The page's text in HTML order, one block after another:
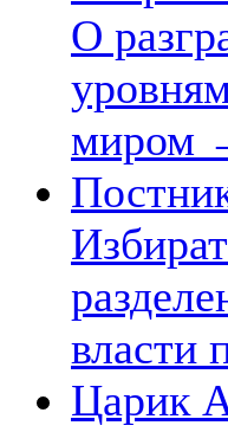
О
миром
власти
Царик